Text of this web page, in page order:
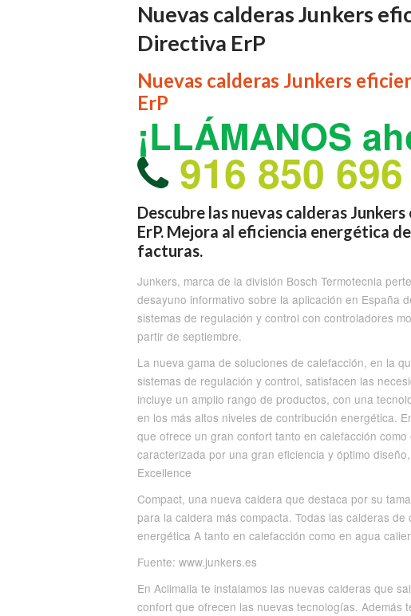
Nuevas calderas Junkers
Directiva ErP
Nuevas calderas Junkers
ErP
¡LLÁMANOS
916 850 696
Descubre las nuevas calderas
ErP. Mejora al eficiencia energética
facturas.
Junkers, marca de la división Bosch Termotecnia
desayuno informativo sobre la aplicación en España
sistemas de regulación y control con controladores
partir de septiembre.
La nueva gama de soluciones de calefacción, en la
sistemas de regulación y control, satisfacen las
incluye un amplio rango de productos, con una
en los más altos niveles de contribución energética.
que ofrece un gran confort tanto en calefacción
caracterizada por una gran eficiencia y óptimo
Excellence
Compact, una nueva caldera que destaca por su
para la caldera más compacta. Todas las calderas
energética A tanto en calefacción como en agua
Fuente: www.junkers.es
En Aclimalia te instalamos las nuevas calderas que
confort que ofrecen las nuevas tecnologías. Además